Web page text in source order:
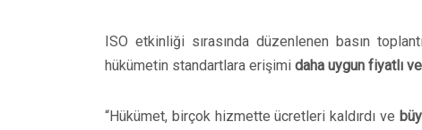
ISO etkinliği sırasında düzenlenen basın
hükümetin standartlara erişimi daha uygun fiyatlı
“Hükümet, birçok hizmette ücretleri kaldırdı ve